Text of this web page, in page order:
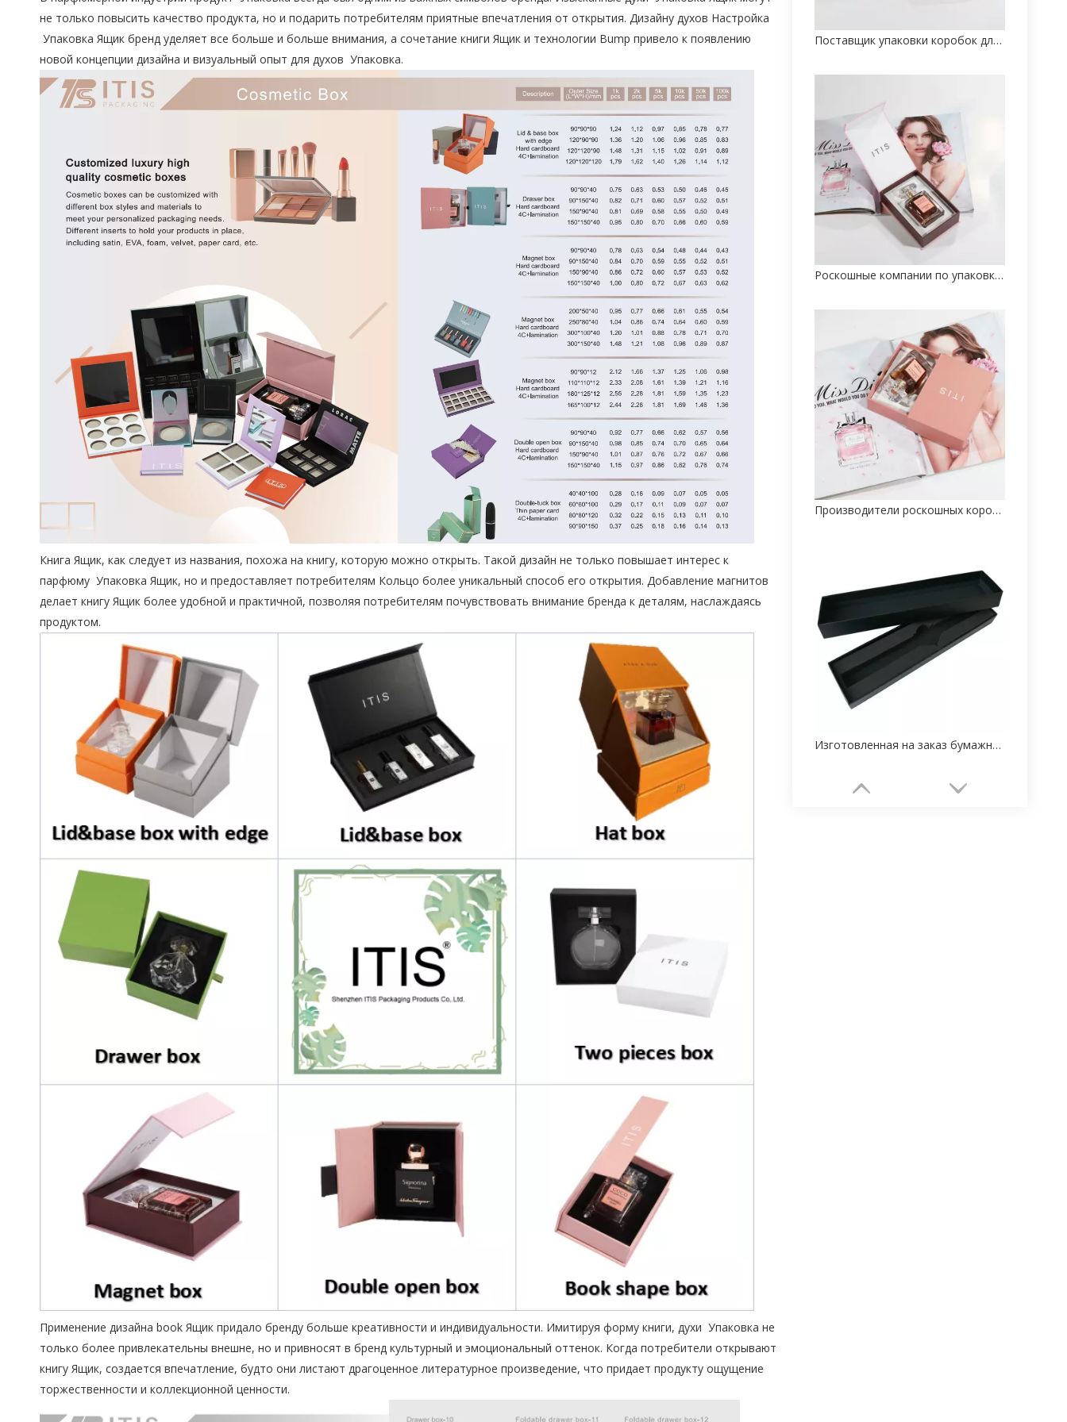
не только повысить качество продукта, но и подарить потребителям приятные впечатления от открытия. Дизайну духов Настройка
Упаковка Ящик бренд уделяет все больше и больше внимания, а сочетание книги Ящик и технологии Bump привело к появлению
новой концепции дизайна и визуальный опыт для духов Упаковка.
Книга Ящик, как следует из названия, похожа на книгу, которую можно открыть. Такой дизайн не только повышает интерес к
парфюму Упаковка Ящик, но и предоставляет потребителям Кольцо более уникальный способ его открытия. Добавление магнитов
делает книгу Ящик более удобной и практичной, позволяя потребителям почувствовать внимание бренда к деталям, наслаждаясь
продуктом.
Применение дизайна book Ящик придало бренду больше креативности и индивидуальности. Имитируя форму книги, духи Упаковка не
только более привлекательны внешне, но и привносят в бренд культурный и эмоциональный оттенок. Когда потребители открывают
книгу Ящик, создается впечатление, будто они листают драгоценное литературное произведение, что придает продукту ощущение
торжественности и коллекционной ценности.
Поставщик упаковки коробок для ухода за кожей на шарнирном конце от китайских производителей
Роскошные компании по упаковке парфюмерной коробки на заказ из Китая
Производители роскошных коробок для косметической упаковки на заказ из Китая
Изготовленная на заказ бумажная упаковка для часов Fabricantes